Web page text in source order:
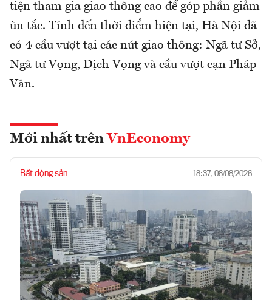
tiện tham gia giao thông cao để góp phần giảm
ùn tắc. Tính đến thời điểm hiện tại, Hà Nội đã
có 4 cầu vượt tại các nút giao thông: Ngã tư Sở,
Ngã tư Vọng, Dịch Vọng và cầu vượt cạn Pháp
Vân.
Mới nhất trên VnEconomy
Bất động sản 18:37, 08/08/2026